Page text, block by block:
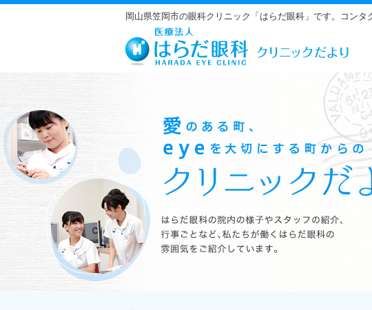
岡山県笠岡市の眼科クリニック「はらだ眼科」です。コン